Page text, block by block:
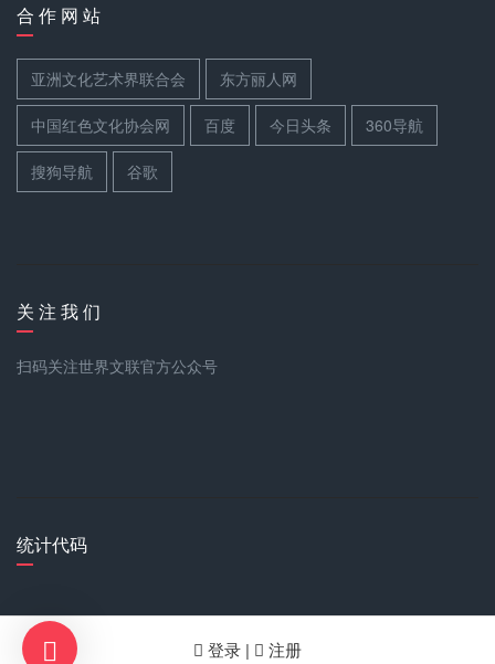
登录 | 注册
合 作 网 站
亚洲文化艺术界联合会 东方丽人网
中国红色文化协会网 百度 今日头条 360导航
搜狗导航 谷歌
关 注 我 们
扫码关注世界文联官方公众号
统计代码